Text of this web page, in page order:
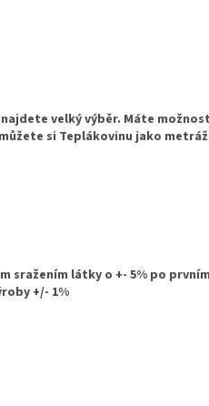
velký výběr. Máte
si Teplákovinu jako
sražením látky o +- 5% po
+/- 1%